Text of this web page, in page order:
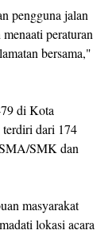
pengguna jalan
peraturan
bersama,"
di Kota
dari 174
SMK dan
masyarakat
lokasi acara